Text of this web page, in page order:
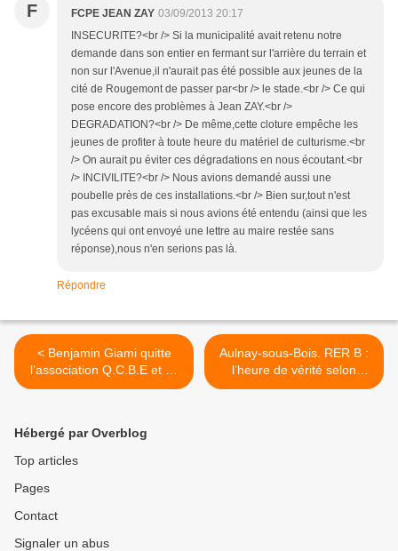
F FCPE JEAN ZAY 03/09/2013 20:17
INSECURITE?<br /> Si la municipalité avait retenu notre
demande dans son entier en fermant sur l'arrière du terrain et
non sur l'Avenue,il n'aurait pas été possible aux jeunes de la
cité de Rougemont de passer par<br /> le stade.<br /> Ce qui
pose encore des problèmes à Jean ZAY.<br />
DEGRADATION?<br /> De même,cette cloture empêche les
jeunes de profiter à toute heure du matériel de culturisme.<br
/> On aurait pu éviter ces dégradations en nous écoutant.<br
/> INCIVILITE?<br /> Nous avions demandé aussi une
poubelle près de ces installations.<br /> Bien sur,tout n'est
pas excusable mais si nous avions été entendu (ainsi que les
lycéens qui ont envoyé une lettre au maire restée sans
réponse),nous n'en serions pas là.
Répondre
< Benjamin Giami quitte
l’association Q.C.B.E et se
lance aux côtés de Bruno
municipales de 2014 à
Aulnay-sous-Bois
Aulnay-sous-Bois. RER B :
l’heure de vérité selon
Aulnay Environnement ! >
Hébergé par Overblog
Top articles
Pages
Contact
Signaler un abus